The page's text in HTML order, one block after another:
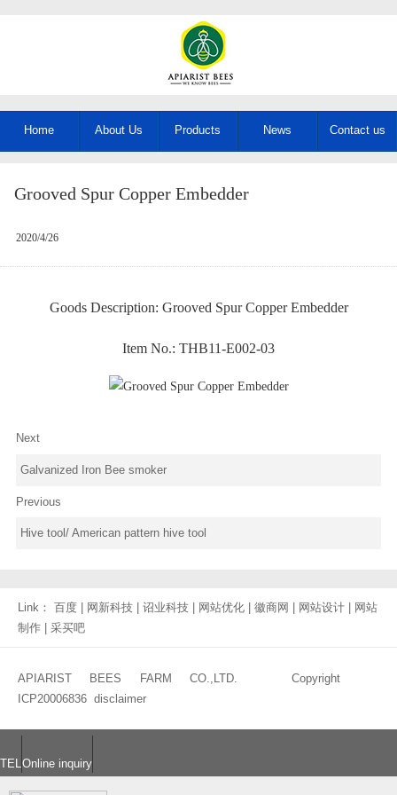
Home About Us Products News Contact us
Grooved Spur Copper Embedder
2020/4/26
Goods Description: Grooved Spur Copper Embedder
Item No.: THB11-E002-03
Next
Galvanized Iron Bee smoker
Previous
Hive tool/ American pattern hive tool
Link： 百度 | 网新科技 | 诏业科技 | 网站优化 | 徽商网 | 网站设计 | 网站
制作 | 采买吧
APIARIST BEES FARM CO.,LTD. Copyright
ICP20006836 disclaimer
TEL Online inquiry